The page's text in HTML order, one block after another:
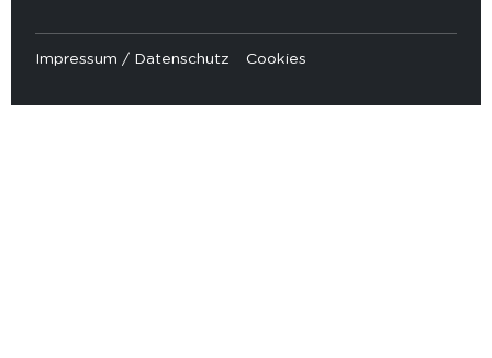
Impressum / Datenschutz Cookies